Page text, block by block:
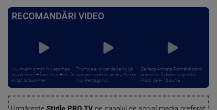
RECOMANDĂRI VIDEO
„Nu m-am simțit în viața mea
așa de bine” – fanii Two Feet, în
extaz la Summer ...
Trump a explicat de ce nu dă
Ucrainei rachete pentru Patriot:
Nici Pentagonul ...
Ce face Armata Română când
detectează drone la graniță.
Piloții de F-16 au 15 ...